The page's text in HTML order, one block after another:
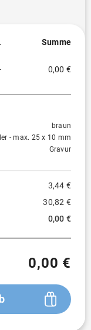
Summe
0,00 €
braun
- max. 25 x 10 mm
Gravur
3,44 €
30,82 €
0,00 €
0,00 €